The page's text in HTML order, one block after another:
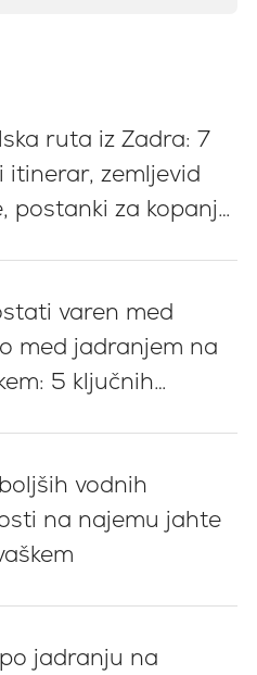
ruta iz Zadra: 7
itinerar, zemljevid
postanki za kopanje
varen med
med jadranjem na
5 ključnih
vodnih
na najemu jahte
jadranju na